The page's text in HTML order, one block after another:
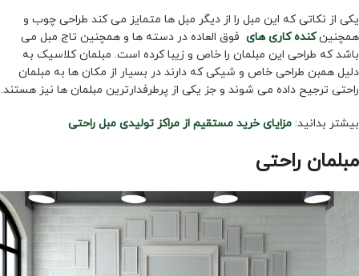
یکی از نکاتی که این مبل را از دیگر مبل ها متمایز می کند طراحی چوب و
همچنینکنده کاری های فوق العاده در دسته ها و همچنین تاج مبل می
باشد که طراحی این مبلمان را خاص و زیبا کرده است. مبلمان کلاسیک به
دلیل همبن طراحی خاص و شیکی که دارند در بسیار از مکان ها به مبلمان
راحتی ترجیح داده می شوند و جز یکی از پرطرفدارترین مبلمان ها نیز هستند.
بیشتر بدانید: مزایای خرید مستقیم از مراکز تولیدی مبل راحتی
مبلمان راحتی